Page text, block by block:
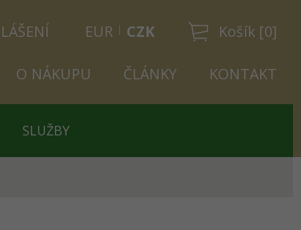
Košík [0]
EUR CZK
O NÁKUPU ČLÁNKY KONTAKT
SLUŽBY